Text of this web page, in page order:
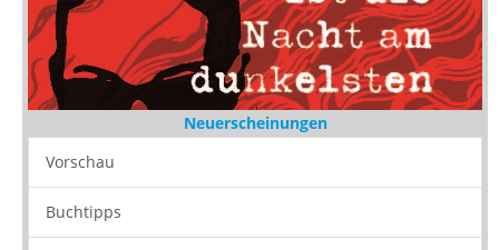
Neuerscheinungen
Vorschau
Buchtipps